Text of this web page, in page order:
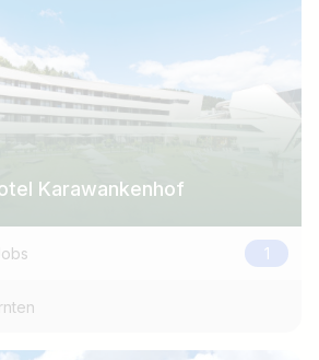
Karawankenhof
1